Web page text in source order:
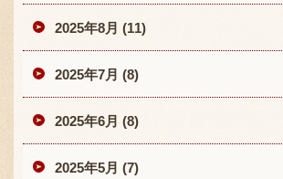
2025年8月 (11)
2025年7月 (8)
2025年6月 (8)
2025年5月 (7)